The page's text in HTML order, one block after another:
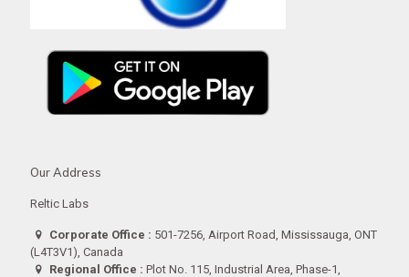
Our Address
Reltic Labs
Corporate Office : 501-7256, Airport Road, Mississauga, ONT
(L4T3V1), Canada
Regional Office : Plot No. 115, Industrial Area, Phase-1,